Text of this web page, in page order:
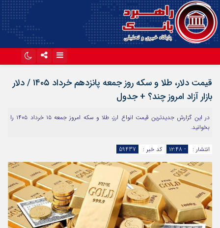
آپارات
قیمت دلار، طلا و سکه روز جمعه پانزدهم خرداد ۱۴۰۵ / دلار
بازار آزاد امروز چند؟ + جدول
در این گزارش جدیدترین قیمت انواع ارز، طلا و سکه امروز جمعه ۱۵ خرداد ۱۴۰۵ را
بخوانید.
انتشار : - ۱۲:۴۸ کد خبر : 59437